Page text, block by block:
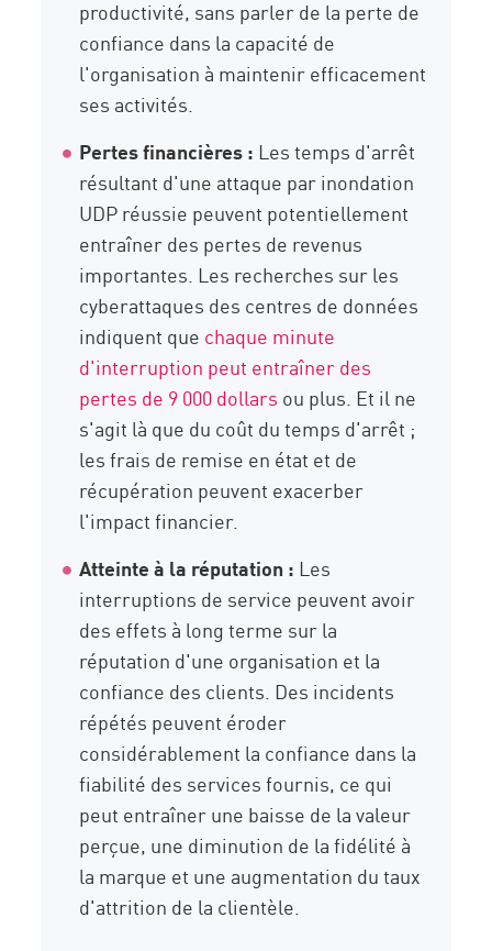
productivité, sans parler de la perte de
confiance dans la capacité de
l'organisation à maintenir efficacement
ses activités.
Pertes financières : Les temps d'arrêt
résultant d'une attaque par inondation
UDP réussie peuvent potentiellement
entraîner des pertes de revenus
importantes. Les recherches sur les
cyberattaques des centres de données
indiquent que chaque minute
d'interruption peut entraîner des
pertes de 9 000 dollars ou plus. Et il ne
s'agit là que du coût du temps d'arrêt ;
les frais de remise en état et de
récupération peuvent exacerber
l'impact financier.
Atteinte à la réputation : Les
interruptions de service peuvent avoir
des effets à long terme sur la
réputation d'une organisation et la
confiance des clients. Des incidents
répétés peuvent éroder
considérablement la confiance dans la
fiabilité des services fournis, ce qui
peut entraîner une baisse de la valeur
perçue, une diminution de la fidélité à
la marque et une augmentation du taux
d'attrition de la clientèle.